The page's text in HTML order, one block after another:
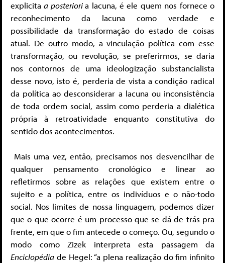
explicitaa posterioria lacuna, é ele quem nos fornece o
reconhecimento da lacuna como verdade e
possibilidade da transformação do estado de coisas
atual. De outro modo, a vinculação política com esse
transformação, ou revolução, se preferirmos, se daria
nos contornos de uma ideologização substancialista
desse novo, isto é, perderia de vista a condição radical
da política ao desconsiderar a lacuna ou inconsistência
de toda ordem social, assim como perderia a dialética
própria à retroatividade enquanto constitutiva do
sentido dos acontecimentos.
Mais uma vez, então, precisamos nos desvencilhar de
qualquer pensamento cronológico e linear ao
refletirmos sobre as relações que existem entre o
sujeito e a política, entre os indivíduos e o não-todo
social. Nos limites de nossa linguagem, podemos dizer
que o que ocorre é um processo que se dá de trás pra
frente, em que o fim antecede o começo. Ou, segundo o
modo como Zizek interpreta esta passagem da
Enciclopédia de Hegel: “a plena realização do fim infinito